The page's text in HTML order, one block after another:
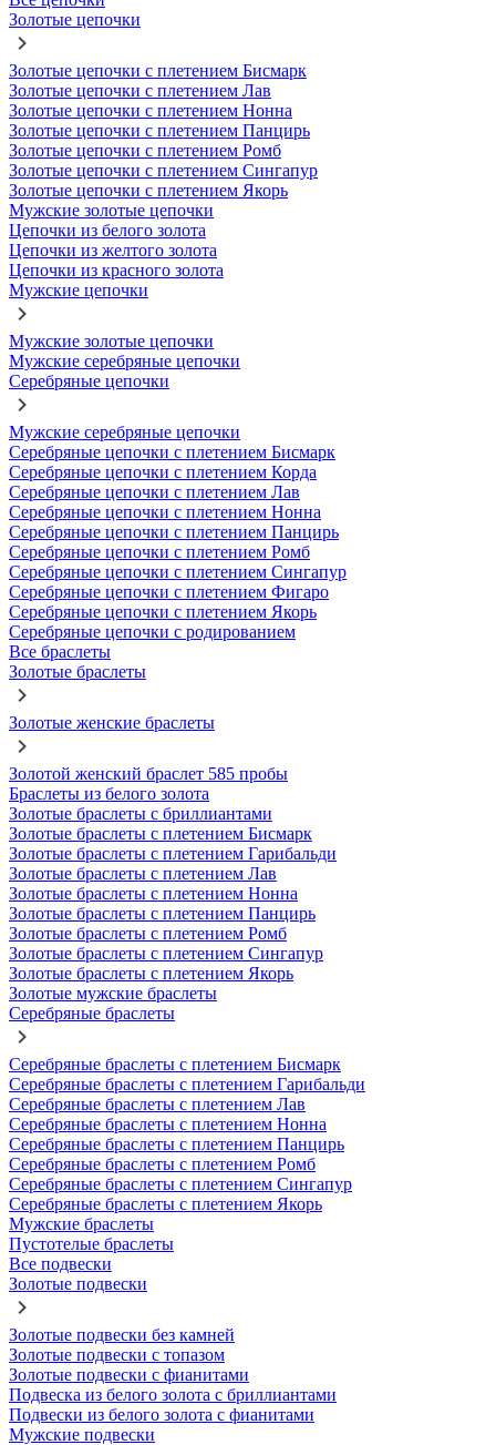
Золотые цепочки
Золотые цепочки с плетением Бисмарк
Золотые цепочки с плетением Лав
Золотые цепочки с плетением Нонна
Золотые цепочки с плетением Панцирь
Золотые цепочки с плетением Ромб
Золотые цепочки с плетением Сингапур
Золотые цепочки с плетением Якорь
Мужские золотые цепочки
Цепочки из белого золота
Цепочки из желтого золота
Цепочки из красного золота
Мужские цепочки
Мужские золотые цепочки
Мужские серебряные цепочки
Серебряные цепочки
Мужские серебряные цепочки
Серебряные цепочки с плетением Бисмарк
Серебряные цепочки с плетением Корда
Серебряные цепочки с плетением Лав
Серебряные цепочки с плетением Нонна
Серебряные цепочки с плетением Панцирь
Серебряные цепочки с плетением Ромб
Серебряные цепочки с плетением Сингапур
Серебряные цепочки с плетением Фигаро
Серебряные цепочки с плетением Якорь
Серебряные цепочки с родированием
Все браслеты
Золотые браслеты
Золотые женские браслеты
Золотой женский браслет 585 пробы
Браслеты из белого золота
Золотые браслеты с бриллиантами
Золотые браслеты с плетением Бисмарк
Золотые браслеты с плетением Гарибальди
Золотые браслеты с плетением Лав
Золотые браслеты с плетением Нонна
Золотые браслеты с плетением Панцирь
Золотые браслеты с плетением Ромб
Золотые браслеты с плетением Сингапур
Золотые браслеты с плетением Якорь
Золотые мужские браслеты
Серебряные браслеты
Серебряные браслеты с плетением Бисмарк
Серебряные браслеты с плетением Гарибальди
Серебряные браслеты с плетением Лав
Серебряные браслеты с плетением Нонна
Серебряные браслеты с плетением Панцирь
Серебряные браслеты с плетением Ромб
Серебряные браслеты с плетением Сингапур
Серебряные браслеты с плетением Якорь
Мужские браслеты
Пустотелые браслеты
Все подвески
Золотые подвески
Золотые подвески без камней
Золотые подвески с топазом
Золотые подвески с фианитами
Подвеска из белого золота с бриллиантами
Подвески из белого золота с фианитами
Мужские подвески